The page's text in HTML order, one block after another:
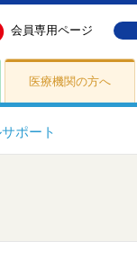
会員専用ページ
医療機関の方へ
ポート